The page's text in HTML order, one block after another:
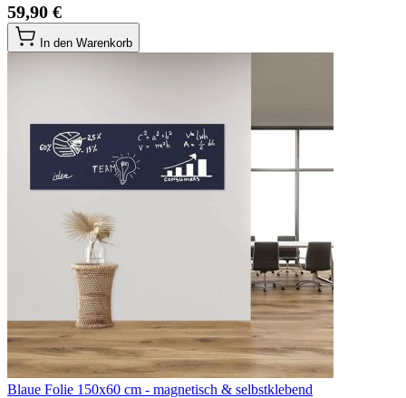
59,90 €
In den Warenkorb
Blaue Folie 150x60 cm - magnetisch & selbstklebend